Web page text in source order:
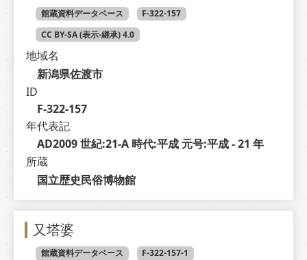
館蔵資料データベース
F-322-157
CC BY-SA (表示-継承) 4.0
地域名
新潟県佐渡市
ID
F-322-157
年代表記
AD2009 世紀:21-A 時代:平成 元号:平成 - 21 年
所蔵
国立歴史民俗博物館
又塔婆
館蔵資料データベース
F-322-157-1